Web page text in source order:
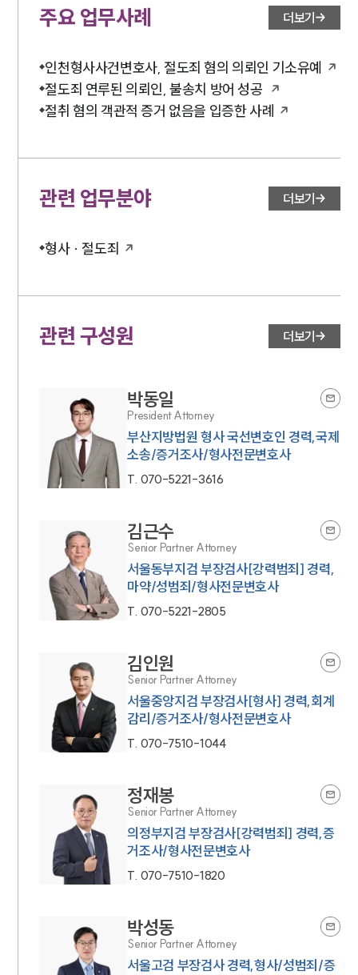
주요 업무사례 더보기
인천형사사건변호사, 절도죄 혐의 의뢰인 기소유예
절도죄 연루된 의뢰인, 불송치 방어 성공
절취 혐의 객관적 증거 없음을 입증한 사례
관련 업무분야 더보기
형사 · 절도죄
관련 구성원 더보기
박동일
President Attorney
부산지방법원 형사 국선변호인 경력,국제
소송/증거조사/형사전문변호사
T. 070-5221-3616
김근수
Senior Partner Attorney
서울동부지검 부장검사[강력범죄] 경력,
마약/성범죄/형사전문변호사
T. 070-5221-2805
김인원
Senior Partner Attorney
서울중앙지검 부장검사[형사] 경력,회계
감리/증거조사/형사전문변호사
T. 070-7510-1044
정재봉
Senior Partner Attorney
의정부지검 부장검사[강력범죄] 경력,증
거조사/형사전문변호사
T. 070-7510-1820
박성동
Senior Partner Attorney
서울고검 부장검사 경력,형사/성범죄/증